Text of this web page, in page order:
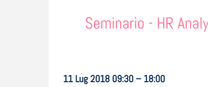
Seminario - HR
11 Lug 2018 09:30 – 18:00